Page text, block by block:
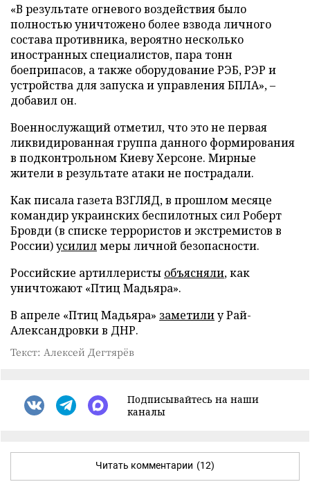
«В результате огневого воздействия было
полностью уничтожено более взвода личного
состава противника, вероятно несколько
иностранных специалистов, пара тонн
боеприпасов, а также оборудование РЭБ, РЭР и
устройства для запуска и управления БПЛА», –
добавил он.
Военнослужащий отметил, что это не первая
ликвидированная группа данного формирования
в подконтрольном Киеву Херсоне. Мирные
жители в результате атаки не пострадали.
Как писала газета ВЗГЛЯД, в прошлом месяце
командир украинских беспилотных сил Роберт
Бровди (в списке террористов и экстремистов в
России)усилилмеры личной безопасности.
Российские артиллеристы объясняли, как
уничтожают «Птиц Мадьяра».
В апреле «Птиц Мадьяра» заметилиу Рай-
Александровки в ДНР.
Текст: Алексей Дегтярёв
Подписывайтесь на наши
каналы
Читать комментарии (12)